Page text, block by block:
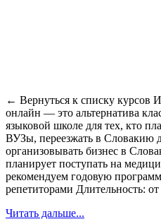
← Вернуться к списку курсов
онлайн — это альтернатива
языковой школе для тех, кто
ВУЗы, переезжать в Словакию
организовывать бизнес в
планирует поступать на
рекомендуем годовую
репетиторами Длительность: от
Читать дальше...